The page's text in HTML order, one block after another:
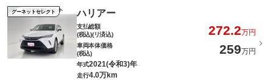
グーネットセレクト ハリアー
支払総額
(税込)(リ済込)
272.2万円
車両本体価格
(税込)
259万円
年式2021(令和3)年
走行4.0万km